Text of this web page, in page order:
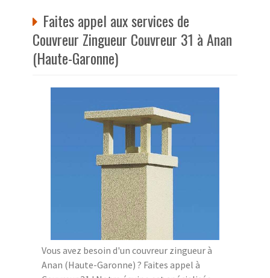
Faites appel aux services de
Couvreur Zingueur Couvreur 31 à Anan
(Haute-Garonne)
Vous avez besoin d'un couvreur zingueur à
Anan (Haute-Garonne) ? Faites appel à